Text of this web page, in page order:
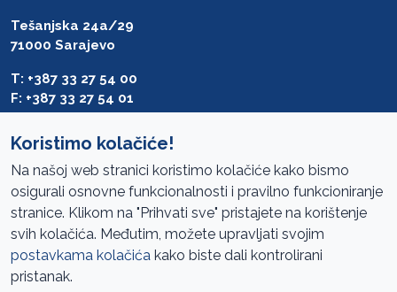
Tešanjska 24a/29
71000 Sarajevo
T: +387 33 27 54 00
F: +387 33 27 54 01
Pristup informacijama
Mapa sajta
Oglasi
Koristimo kolačiće!
Na našoj web stranici koristimo kolačiće kako bismo
osigurali osnovne funkcionalnosti i pravilno funkcioniranje
stranice. Klikom na "Prihvati sve" pristajete na korištenje
svih kolačića. Međutim, možete upravljati svojim
postavkama kolačića kako biste dali kontrolirani
pristanak.